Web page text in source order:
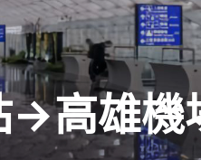
→高雄機